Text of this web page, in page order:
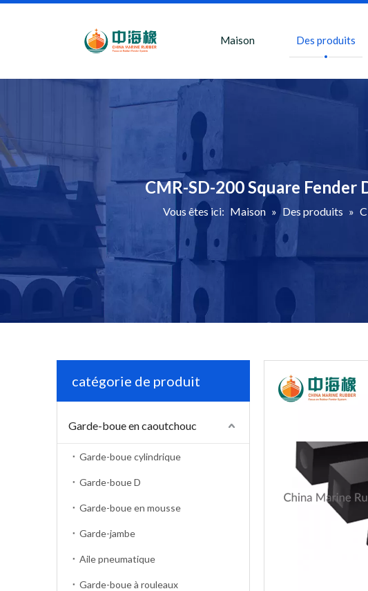
Maison Des produits
CMR-SD-200 Square
Vous êtes ici: Maison » Des produits »
catégorie de produit
Garde-boue en caoutchouc
Garde-boue cylindrique
Garde-boue D
Garde-boue en mousse
Garde-jambe
Aile pneumatique
Garde-boue à rouleaux